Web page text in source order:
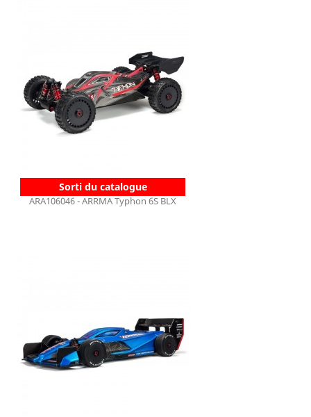
Sorti du catalogue
ARA106046 - ARRMA Typhon 6S BLX